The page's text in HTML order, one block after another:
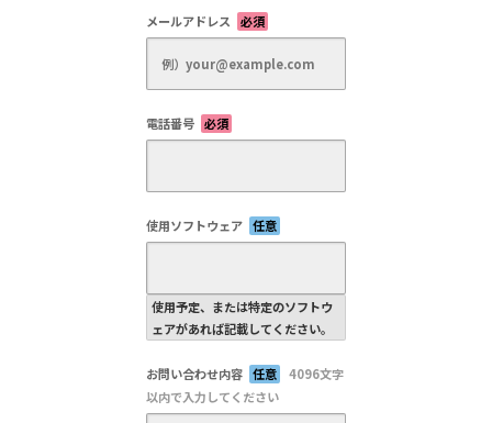
メールアドレス 必須
電話番号 必須
使用ソフトウェア 任意
使用予定、または特定のソフトウ
ェアがあれば記載してください。
お問い合わせ内容 任意
4096文字
以内で入力してください